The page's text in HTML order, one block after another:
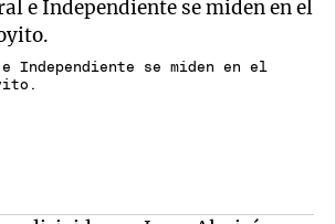
Independiente se miden en el